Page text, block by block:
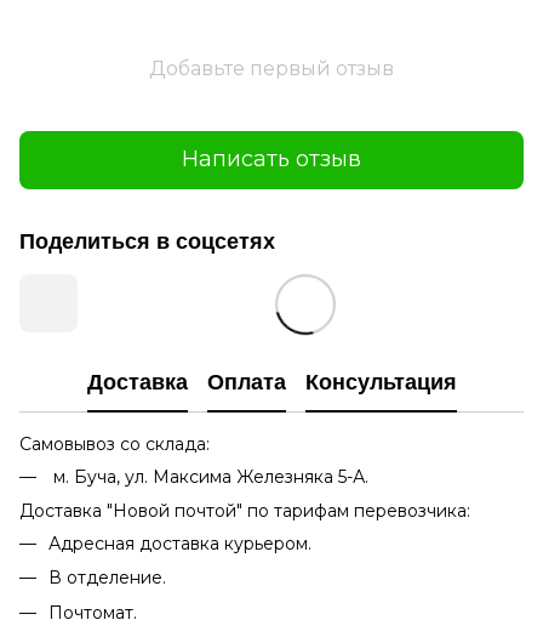
Добавьте первый отзыв
Написать отзыв
Поделиться в соцсетях
Доставка Оплата Консультация
Самовывоз со склада:
м. Буча, ул. Максима Железняка 5-А.
Доставка "Новой почтой" по тарифам перевозчика:
Адресная доставка курьером.
В отделение.
Почтомат.